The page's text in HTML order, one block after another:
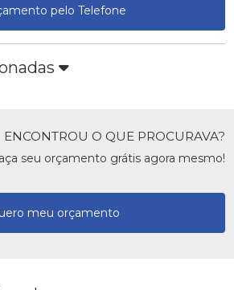
pelo Telefone
ENCONTROU O QUE PROCURAVA?
seu orçamento grátis agora mesmo!
meu orçamento